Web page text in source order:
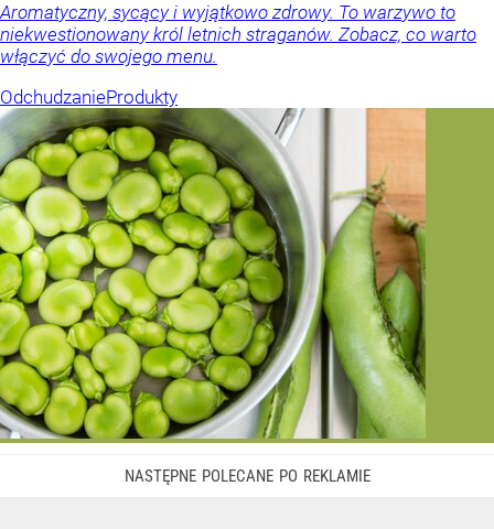
Aromatyczny, sycący i wyjątkowo zdrowy. To warzywo to
niekwestionowany król letnich straganów. Zobacz, co warto
włączyć do swojego menu.
OdchudzanieProdukty